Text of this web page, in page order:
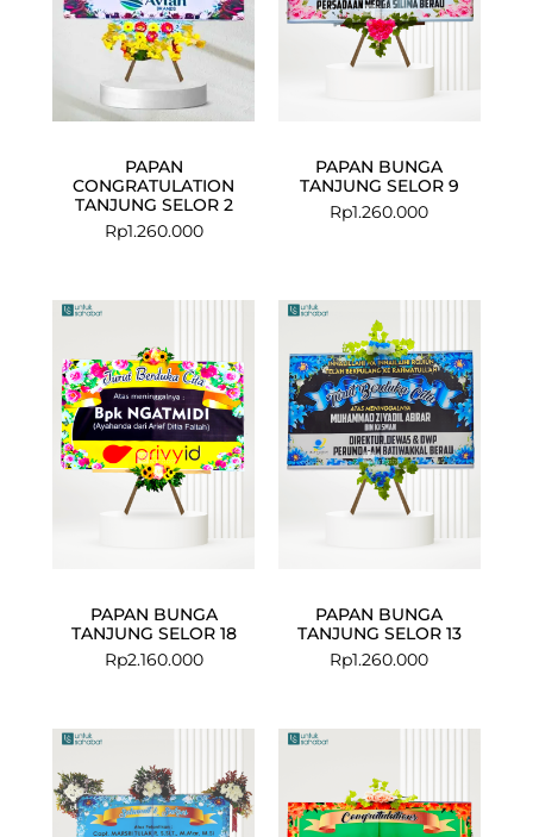
PAPAN
CONGRATULATION
TANJUNG SELOR 2
Rp1.260.000
PAPAN BUNGA
TANJUNG SELOR 9
Rp1.260.000
PAPAN BUNGA
TANJUNG SELOR 18
Rp2.160.000
PAPAN BUNGA
TANJUNG SELOR 13
Rp1.260.000